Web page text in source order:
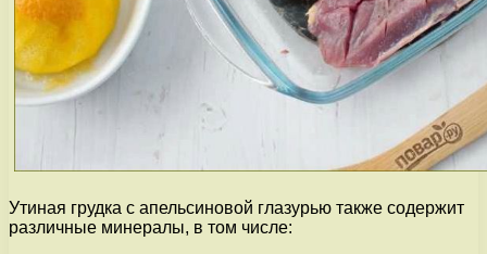
Утиная грудка с апельсиновой глазурью также содержит
различные минералы, в том числе: